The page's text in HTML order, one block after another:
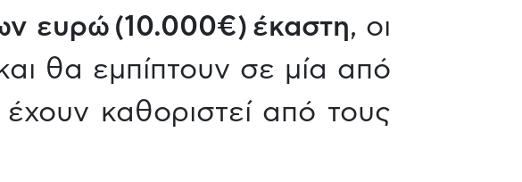
ευρώ (10.000€) έκαστη, οι
θα εμπίπτουν σε μία από
καθοριστεί από τους